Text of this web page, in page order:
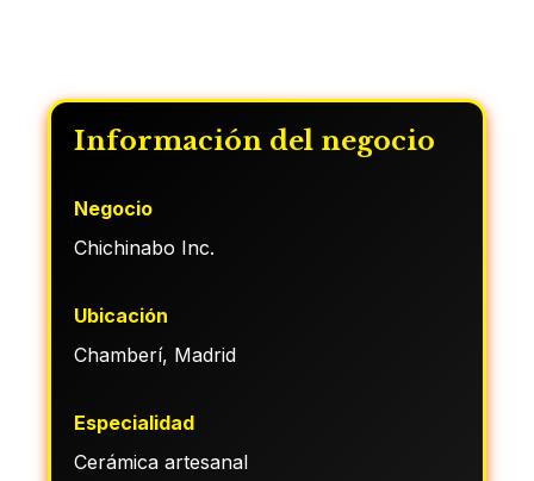
Información del negocio
Negocio
Chichinabo Inc.
Ubicación
Chamberí, Madrid
Especialidad
Cerámica artesanal